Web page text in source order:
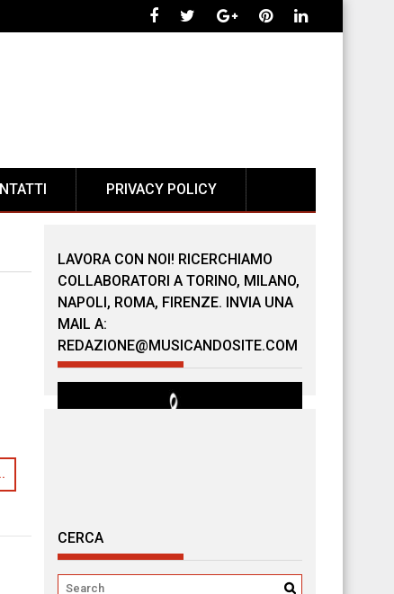
PRIVACY POLICY
LAVORA CON NOI! RICERCHIAMO
COLLABORATORI A TORINO, MILANO,
NAPOLI, ROMA, FIRENZE. INVIA UNA
MAIL A:
REDAZIONE@MUSICANDOSITE.COM
CERCA